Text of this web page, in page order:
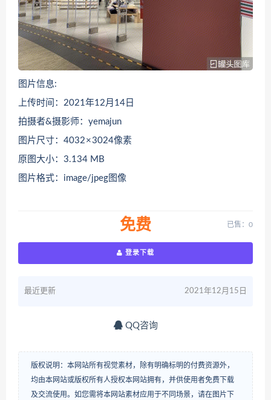
图片信息:
上传时间：2021年12月14日
拍摄者&摄影师：yemajun
图片尺寸：4032 × 3024像素
原图大小：3.134 MB
图片格式：image/jpeg图像
免费 已售：0
登录下载
最近更新 2021年12月15日
QQ咨询
版权说明：本网站所有视觉素材，除有明确标明的付费资源外，
均由本网站或版权所有人授权本网站拥有，并供使用者免费下载
及交流使用。如您需将本网站素材应用于不同场景，请在图片下